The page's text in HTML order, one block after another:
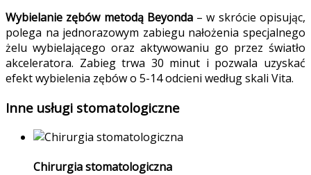
Wybielanie zębów metodą Beyonda– w skrócie opisując,
polega na jednorazowym zabiegu nałożenia specjalnego
żelu wybielającego oraz aktywowaniu go przez światło
akceleratora. Zabieg trwa 30 minut i pozwala uzyskać
efekt wybielenia zębów o 5-14 odcieni według skali Vita.
Inne usługi stomatologiczne
Chirurgia stomatologiczna